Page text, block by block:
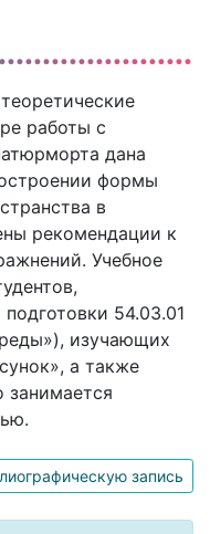
работы с
дана
формы
в
рекомендации к
Учебное
54.03.01
изучающих
а также
занимается
запись